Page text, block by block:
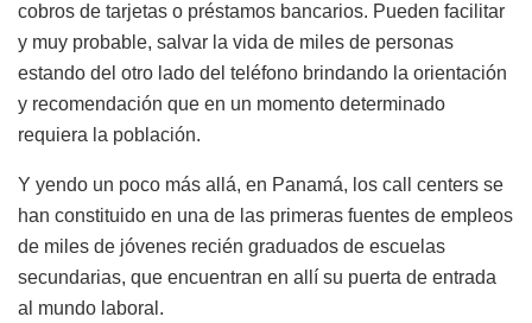
cobros de tarjetas o préstamos bancarios. Pueden facilitar
y muy probable, salvar la vida de miles de personas
estando del otro lado del teléfono brindando la orientación
y recomendación que en un momento determinado
requiera la población.
Y yendo un poco más allá, en Panamá, los call centers se
han constituido en una de las primeras fuentes de empleos
de miles de jóvenes recién graduados de escuelas
secundarias, que encuentran en allí su puerta de entrada
al mundo laboral.